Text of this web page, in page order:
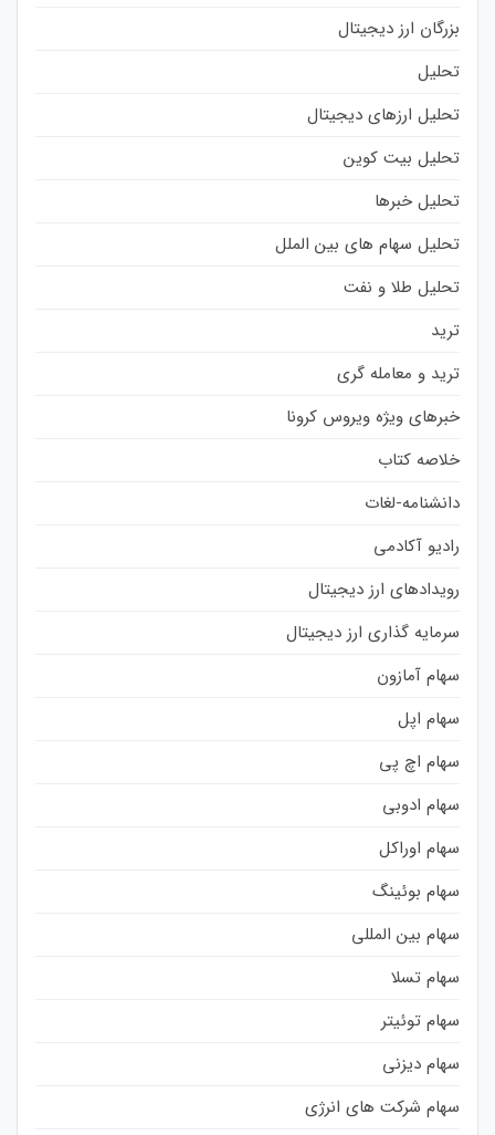
بزرگان ارز دیجیتال
تحلیل
تحلیل ارزهای دیجیتال
تحلیل بیت کوین
تحلیل خبرها
تحلیل سهام های بین الملل
تحلیل طلا و نفت
ترید
ترید و معامله گری
خبرهای ویژه ویروس کرونا
خلاصه کتاب
دانشنامه-لغات
رادیو آکادمی
رویدادهای ارز دیجیتال
سرمایه گذاری ارز دیجیتال
سهام آمازون
سهام اپل
سهام اچ پی
سهام ادوبی
سهام اوراکل
سهام بوئینگ
سهام بین المللی
سهام تسلا
سهام توئیتر
سهام دیزنی
سهام شرکت های انرژی